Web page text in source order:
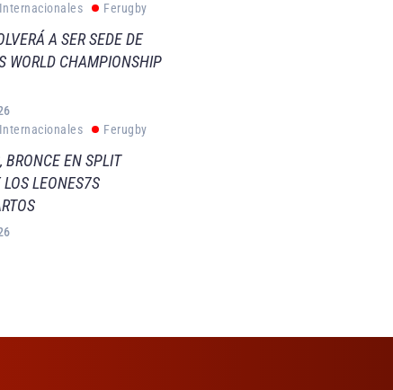
Ferugby
A SER SEDE DE
WORLD CHAMPIONSHIP
Ferugby
BRONCE EN SPLIT
LEONES7S